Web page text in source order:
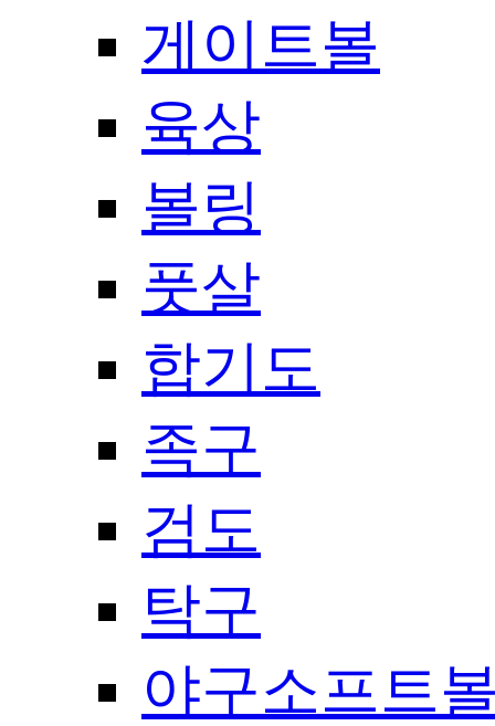
게이트볼
육상
볼링
풋살
합기도
족구
검도
탁구
야구소프트